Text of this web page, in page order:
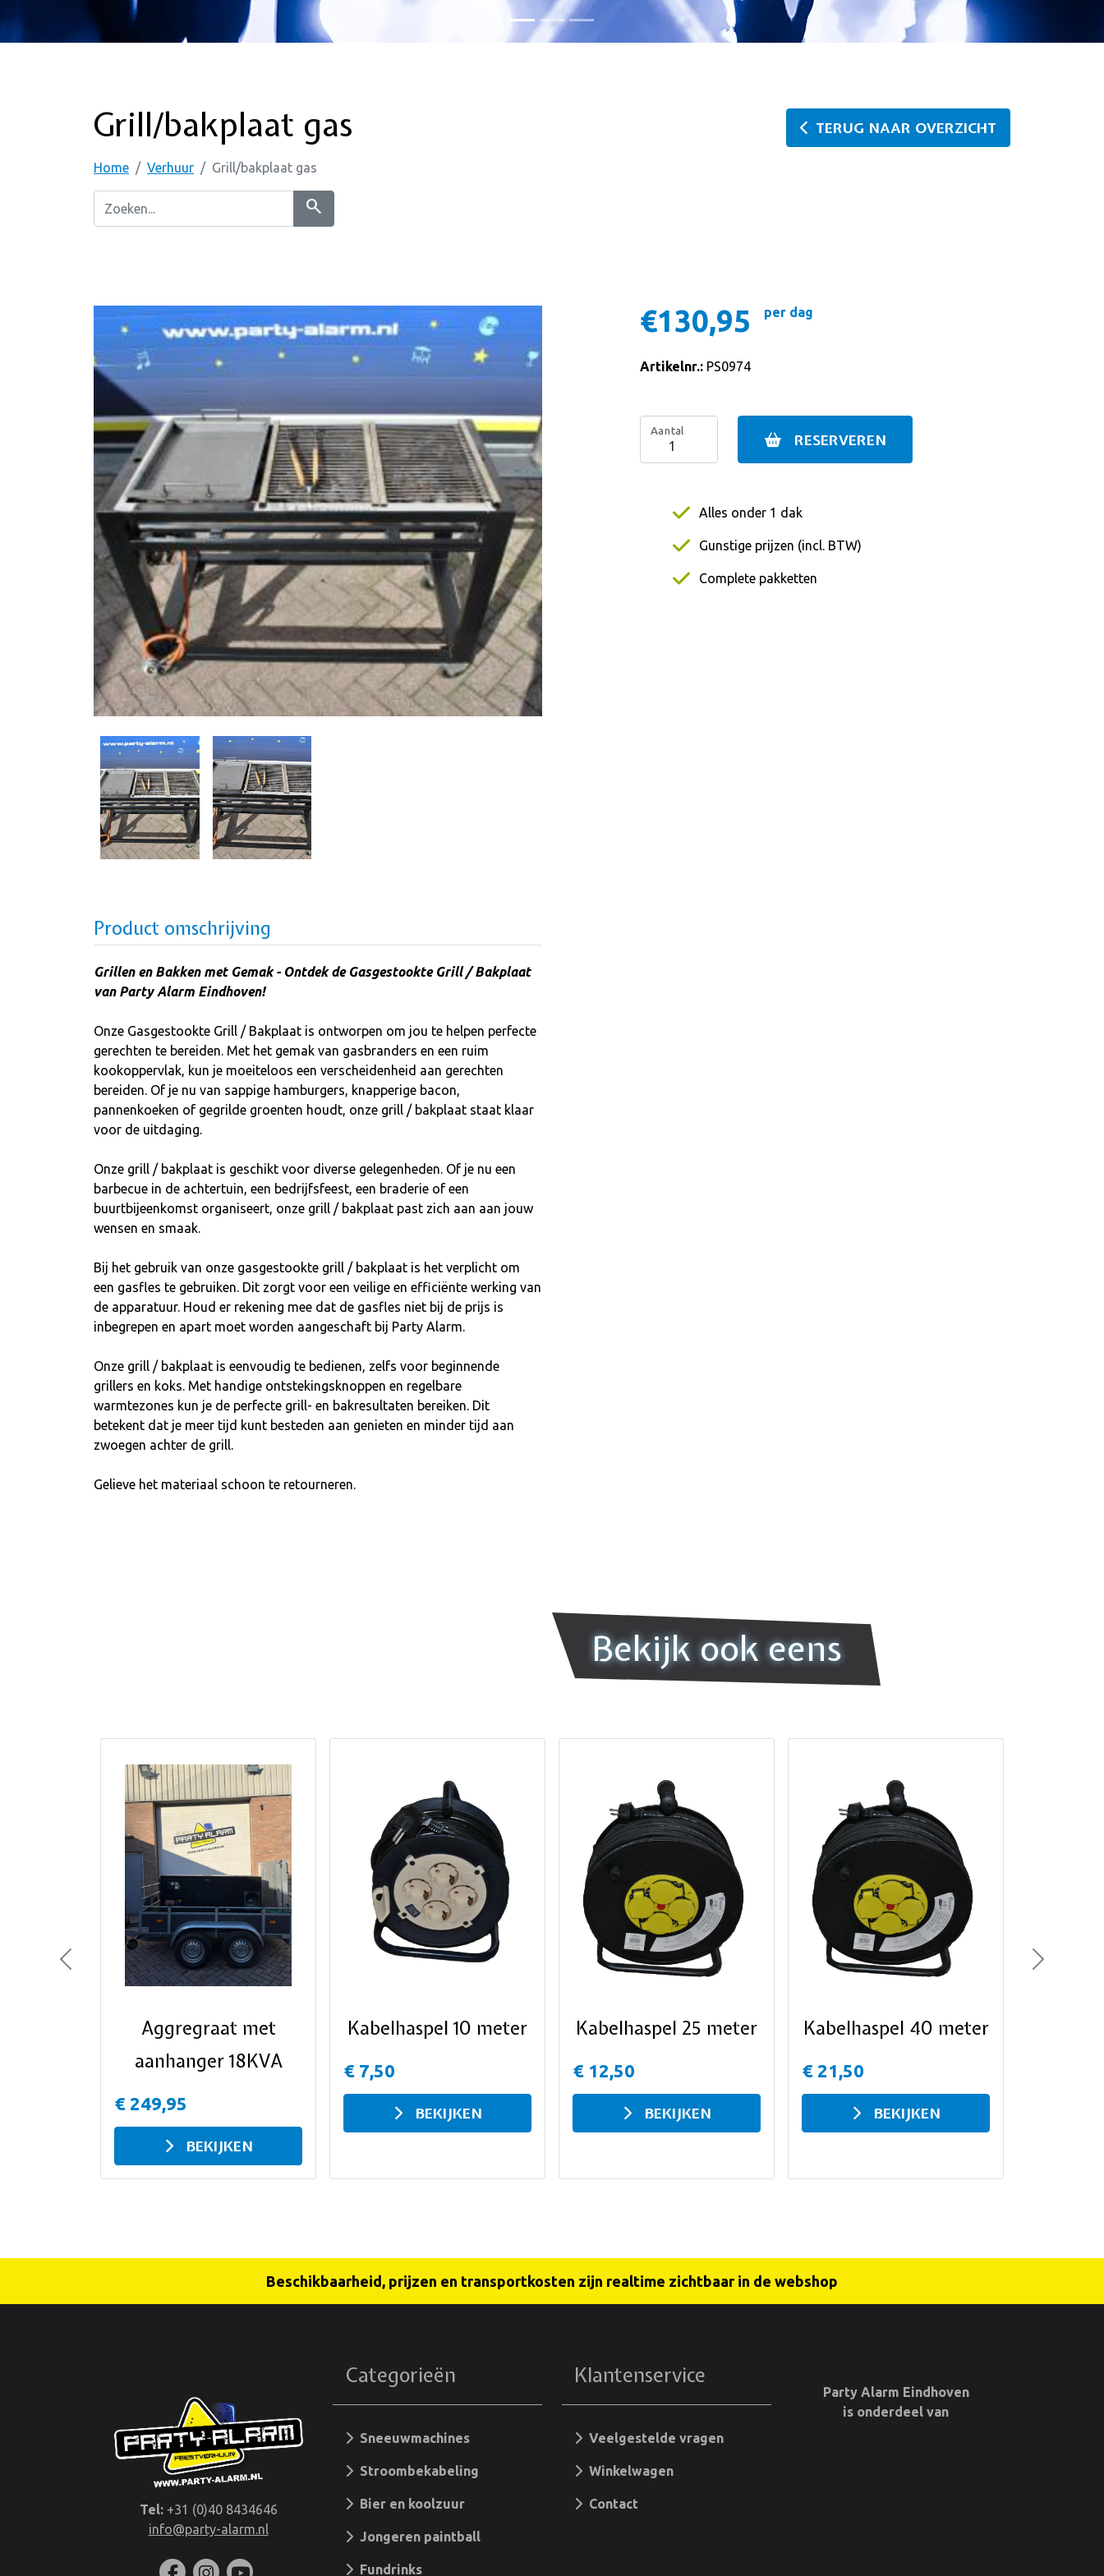
Grill/bakplaat gas
Home Verhuur Grill/bakplaat gas
search
TERUG NAAR OVERZICHT
Product omschrijving
Grillen en Bakken met Gemak - Ontdek de Gasgestookte Grill / Bakplaat
van Party Alarm Eindhoven!
Onze Gasgestookte Grill / Bakplaat is ontworpen om jou te helpen perfecte
gerechten te bereiden. Met het gemak van gasbranders en een ruim
kookoppervlak, kun je moeiteloos een verscheidenheid aan gerechten
bereiden. Of je nu van sappige hamburgers, knapperige bacon,
pannenkoeken of gegrilde groenten houdt, onze grill / bakplaat staat klaar
voor de uitdaging.
Onze grill / bakplaat is geschikt voor diverse gelegenheden. Of je nu een
barbecue in de achtertuin, een bedrijfsfeest, een braderie of een
buurtbijeenkomst organiseert, onze grill / bakplaat past zich aan aan jouw
wensen en smaak.
Bij het gebruik van onze gasgestookte grill / bakplaat is het verplicht om
een gasfles te gebruiken. Dit zorgt voor een veilige en efficiënte werking van
de apparatuur. Houd er rekening mee dat de gasfles niet bij de prijs is
inbegrepen en apart moet worden aangeschaft bij Party Alarm.
Onze grill / bakplaat is eenvoudig te bedienen, zelfs voor beginnende
grillers en koks. Met handige ontstekingsknoppen en regelbare
warmtezones kun je de perfecte grill- en bakresultaten bereiken. Dit
betekent dat je meer tijd kunt besteden aan genieten en minder tijd aan
zwoegen achter de grill.
Gelieve het materiaal schoon te retourneren.
€130,95 per dag
Artikelnr.: PS0974
Aantal RESERVEREN
Alles onder 1 dak
Gunstige prijzen (incl. BTW)
Complete pakketten
Bekijk ook eens
Aggregraat met
aanhanger 18KVA
€ 249,95
BEKIJKEN
Kabelhaspel 10 meter
€ 7,50
BEKIJKEN
Kabelhaspel 25 meter
€ 12,50
BEKIJKEN
Kabelhaspel 40 meter
€ 21,50
BEKIJKEN
Previous Next
Beschikbaarheid, prijzen en transportkosten zijn realtime zichtbaar in de webshop
Tel:+31 (0)40 8434646
info@party-alarm.nl
Categorieën
Sneeuwmachines
Stroombekabeling
Bier en koolzuur
Jongeren paintball
Fundrinks
Klantenservice
Veelgestelde vragen
Winkelwagen
Contact
Party Alarm Eindhoven
is onderdeel van